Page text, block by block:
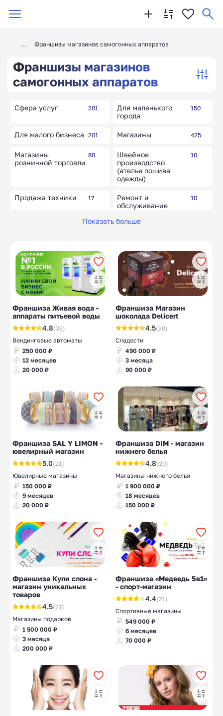
Франшизы магазинов самогонных аппаратов
Франшизы магазинов
самогонных аппаратов
Сфера услуг 201
Для маленького
города
150
Для малого бизнеса 201 Магазины 425
Магазины
розничной торговли
80
Швейное
производство
(ателье пошива
одежды)
10
Продажа техники 17
Ремонт и
обслуживание
10
Медицинская
одежда
10 Химчистка обуви 10
Магазины
электроники
16 Магазин часов 10
Ювелирные
магазины
19
Магазины
бижутерии
Показать больше
Франшиза Живая вода -
аппараты питьевой воды
4.8(33)
Вендинговые автоматы
250 000 ₽
12 месяцев
20 000 ₽
Франшиза Магазин
шоколада Delicert
4.5(20)
Сладости
490 000 ₽
3 месяца
90 000 ₽
Франшиза SAL Y LIMON -
ювелирный магазин
5.0(21)
Ювелирные магазины
150 000 ₽
9 месяцев
20 000 ₽
Франшиза DIM - магазин
нижнего белья
4.8(20)
Магазины нижнего белья
1 900 000 ₽
18 месяцев
150 000 ₽
Франшиза Купи слона -
магазин уникальных
товаров
4.5(21)
Магазины подарков
1 500 000 ₽
3 месяца
200 000 ₽
Франшиза «Медведь 5в1»
- спорт-магазин
4.4(21)
Спортивные магазины
549 000 ₽
6 месяцев
70 000 ₽